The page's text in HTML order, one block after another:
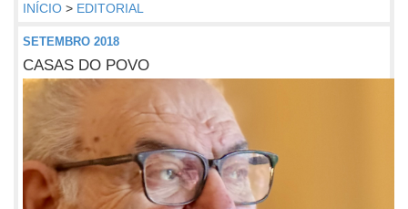
INÍCIO > EDITORIAL
SETEMBRO 2018
CASAS DO POVO